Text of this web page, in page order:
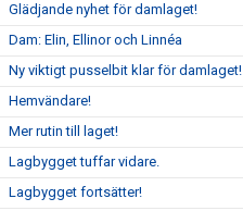
Glädjande nyhet för damlaget!
Dam: Elin, Ellinor och Linnéa
Ny viktigt pusselbit klar för damlaget!
Hemvändare!
Mer rutin till laget!
Lagbygget tuffar vidare.
Lagbygget fortsätter!